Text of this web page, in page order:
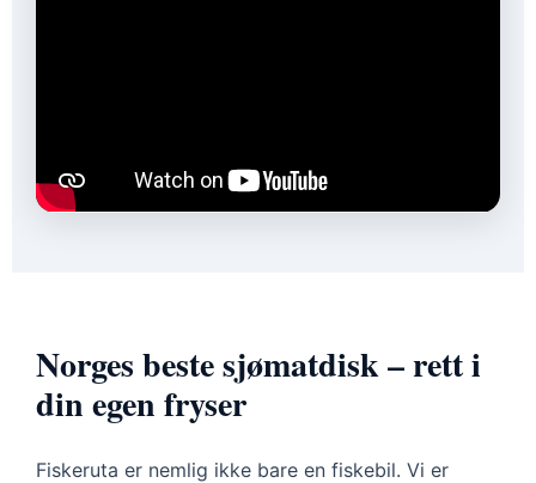
Norges beste sjømatdisk – rett i
din egen fryser
Fiskeruta er nemlig ikke bare en fiskebil. Vi er